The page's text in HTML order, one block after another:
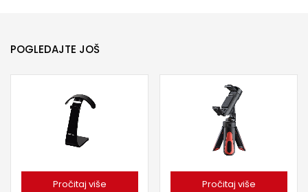
POGLEDAJTE JOŠ
Pročitaj više Pročitaj više